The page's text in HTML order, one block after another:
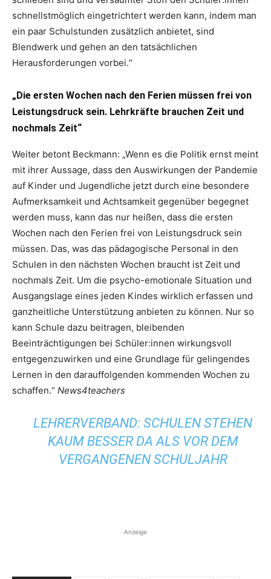
schnellstmöglich eingetrichtert werden kann, indem man
ein paar Schulstunden zusätzlich anbietet, sind
Blendwerk und gehen an den tatsächlichen
Herausforderungen vorbei.“
„Die ersten Wochen nach den Ferien müssen frei von
Leistungsdruck sein. Lehrkräfte brauchen Zeit und
nochmals Zeit“
Weiter betont Beckmann: „Wenn es die Politik ernst meint
mit ihrer Aussage, dass den Auswirkungen der Pandemie
auf Kinder und Jugendliche jetzt durch eine besondere
Aufmerksamkeit und Achtsamkeit gegenüber begegnet
werden muss, kann das nur heißen, dass die ersten
Wochen nach den Ferien frei von Leistungsdruck sein
müssen. Das, was das pädagogische Personal in den
Schulen in den nächsten Wochen braucht ist Zeit und
nochmals Zeit. Um die psycho-emotionale Situation und
Ausgangslage eines jeden Kindes wirklich erfassen und
ganzheitliche Unterstützung anbieten zu können. Nur so
kann Schule dazu beitragen, bleibenden
Beeinträchtigungen bei Schüler:innen wirkungsvoll
entgegenzuwirken und eine Grundlage für gelingendes
Lernen in den darauffolgenden kommenden Wochen zu
schaffen.“ News4teachers
LEHRERVERBAND: SCHULEN STEHEN
KAUM BESSER DA ALS VOR DEM
VERGANGENEN SCHULJAHR
Anzeige